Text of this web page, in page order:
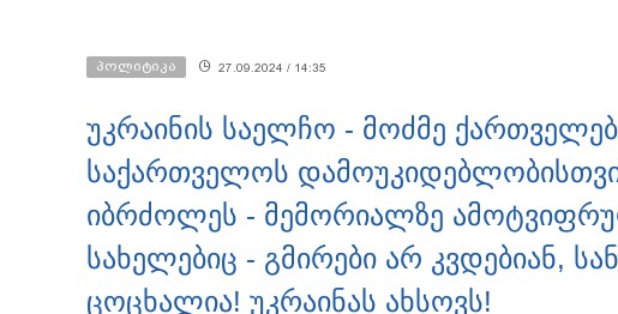
პოლიტიკა 27.09.2024 / 14:35
უკრაინის საელჩო - მოძმე
საქართველოს
იბრძოლეს - მემორიალზე
სახელებიც - გმირები არ კვდებიან,
ცოცხალია! უკრაინას ახსოვს!